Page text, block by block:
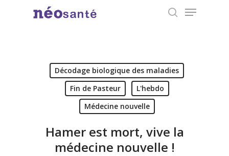
Menu
Décodage biologique des maladies
Fin de Pasteur
L'hebdo
Médecine nouvelle
Hamer est mort, vive la
médecine nouvelle !